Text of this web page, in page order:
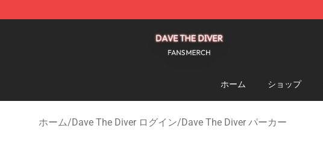
ホーム ショップ
ホーム/Dave The Diver ログイン/Dave The Diver パーカー